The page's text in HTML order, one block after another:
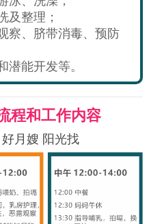
及整理；
察、脐带消毒、预防
潜能开发等。
程和工作内容
月嫂 阳光找